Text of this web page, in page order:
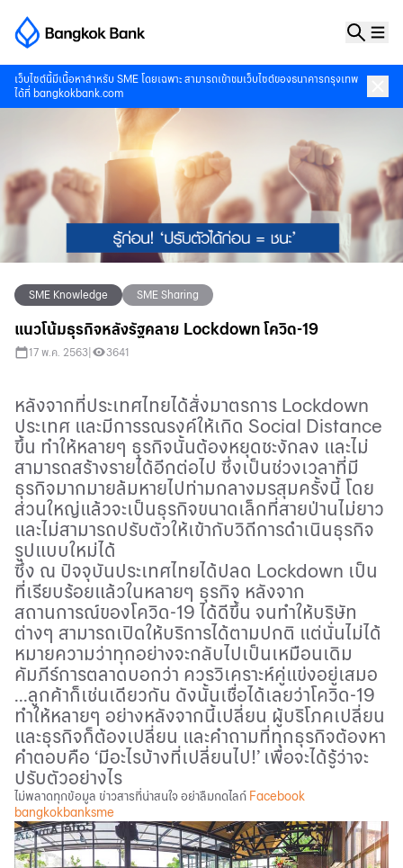
เว็บไซต์นี้มีเนื้อหาสำหรับ SME โดยเฉพาะ สามารถเข้าชมเว็บไซต์ของธนาคารกรุงเทพ
ได้ที่ bangkokbank.com
SME Knowledge SME Sharing
แนวโน้มธุรกิจหลังรัฐคลาย Lockdown โควิด-19
17 พ.ค. 2563 3641
หลังจากที่ประเทศไทยได้สั่งมาตรการ Lockdown
ประเทศ และมีการรณรงค์ให้เกิด Social Distance
ขึ้น ทำให้หลายๆ ธุรกิจนั้นต้องหยุดชะงักลง และไม่
สามารถสร้างรายได้อีกต่อไป ซึ่งเป็นช่วงเวลาที่มี
ธุรกิจมากมายล้มหายไปท่ามกลางมรสุมครั้งนี้ โดย
ส่วนใหญ่แล้วจะเป็นธุรกิจขนาดเล็กที่สายป่านไม่ยาว
และไม่สามารถปรับตัวให้เข้ากับวิถีการดำเนินธุรกิจ
รูปแบบใหม่ได้
ซึ่ง ณ ปัจจุบันประเทศไทยได้ปลด Lockdown เป็น
ที่เรียบร้อยแล้วในหลายๆ ธุรกิจ หลังจาก
สถานการณ์ของโควิด-19 ได้ดีขึ้น จนทำให้บริษัท
ต่างๆ สามารถเปิดให้บริการได้ตามปกติ แต่นั่นไม่ได้
หมายความว่าทุกอย่างจะกลับไปเป็นเหมือนเดิม
คัมภีร์การตลาดบอกว่า ควรวิเคราะห์คู่แข่งอยู่เสมอ
...ลูกค้าก็เช่นเดียวกัน ดังนั้นเชื่อได้เลยว่าโควิด-19
ทำให้หลายๆ อย่างหลังจากนี้เปลี่ยน ผู้บริโภคเปลี่ยน
และธุรกิจก็ต้องเปลี่ยน และคำถามที่ทุกธุรกิจต้องหา
คำตอบคือ ‘มีอะไรบ้างที่เปลี่ยนไป!’ เพื่อจะได้รู้ว่าจะ
ปรับตัวอย่างไร
ไม่พลาดทุกข้อมูล ข่าวสารที่น่าสนใจ อย่าลืมกดไลก์ Facebook
bangkokbanksme